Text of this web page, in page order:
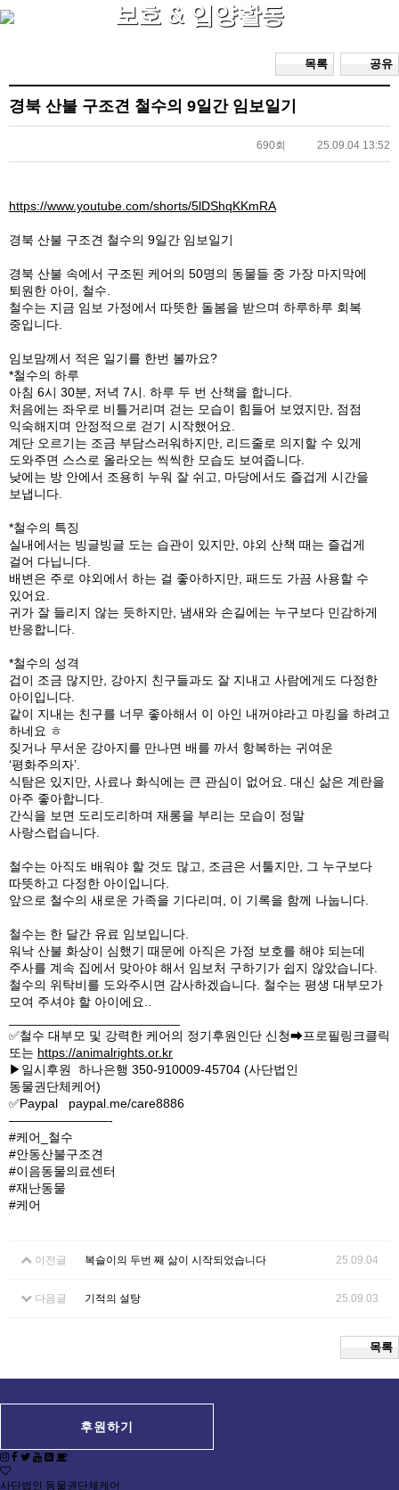
보호 & 입양활동
공유
목록
경북 산불 구조견 철수의 9일간 임보일기
690회 25.09.04 13:52
https://www.youtube.com/shorts/5lDShqKKmRA
경북 산불 구조견 철수의 9일간 임보일기
경북 산불 속에서 구조된 케어의 50명의 동물들 중 가장 마지막에
퇴원한 아이, 철수.
철수는 지금 임보 가정에서 따뜻한 돌봄을 받으며 하루하루 회복
중입니다.
임보맘께서 적은 일기를 한번 볼까요?
*철수의 하루
아침 6시 30분, 저녁 7시. 하루 두 번 산책을 합니다.
처음에는 좌우로 비틀거리며 걷는 모습이 힘들어 보였지만, 점점
익숙해지며 안정적으로 걷기 시작했어요.
계단 오르기는 조금 부담스러워하지만, 리드줄로 의지할 수 있게
도와주면 스스로 올라오는 씩씩한 모습도 보여줍니다.
낮에는 방 안에서 조용히 누워 잘 쉬고, 마당에서도 즐겁게 시간을
보냅니다.
*철수의 특징
실내에서는 빙글빙글 도는 습관이 있지만, 야외 산책 때는 즐겁게
걸어 다닙니다.
배변은 주로 야외에서 하는 걸 좋아하지만, 패드도 가끔 사용할 수
있어요.
귀가 잘 들리지 않는 듯하지만, 냄새와 손길에는 누구보다 민감하게
반응합니다.
*철수의 성격
겁이 조금 많지만, 강아지 친구들과도 잘 지내고 사람에게도 다정한
아이입니다.
같이 지내는 친구를 너무 좋아해서 이 아인 내꺼야라고 마킹을 하려고
하네요 ㅎ
짖거나 무서운 강아지를 만나면 배를 까서 항복하는 귀여운
‘평화주의자’.
식탐은 있지만, 사료나 화식에는 큰 관심이 없어요. 대신 삶은 계란을
아주 좋아합니다.
간식을 보면 도리도리하며 재롱을 부리는 모습이 정말
사랑스럽습니다.
철수는 아직도 배워야 할 것도 많고, 조금은 서툴지만, 그 누구보다
따뜻하고 다정한 아이입니다.
앞으로 철수의 새로운 가족을 기다리며, 이 기록을 함께 나눕니다.
철수는 한 달간 유료 임보입니다.
워낙 산불 화상이 심했기 때문에 아직은 가정 보호를 해야 되는데
주사를 계속 집에서 맞아야 해서 임보처 구하기가 쉽지 않았습니다.
철수의 위탁비를 도와주시면 감사하겠습니다. 철수는 평생 대부모가
모여 주셔야 할 아이에요..
✅철수 대부모 및 강력한 케어의 정기후원인단 신청➡프로필링크클릭
또는 https://animalrights.or.kr
▶일시후원 하나은행 350-910009-45704 (사단법인
동물권단체케어)
✅Paypal paypal.me/care8886
————————-
#케어_철수
#안동산불구조견
#이음동물의료센터
#재난동물
#케어
이전글 복슬이의 두번 째 삶이 시작되었습니다 25.09.04
다음글 기적의 설탕 25.09.03
목록
후원하기
사단법인 동물권단체케어